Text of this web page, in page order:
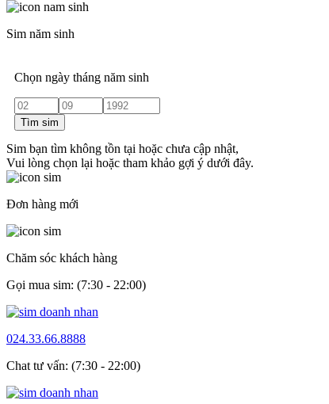
Sim năm sinh
Chọn ngày tháng năm sinh
Tìm sim
Sim bạn tìm không tồn tại hoặc chưa cập nhật,
Vui lòng chọn lại hoặc tham khảo gợi ý dưới đây.
Đơn hàng mới
Chăm sóc khách hàng
Gọi mua sim: (7:30 - 22:00)
024.33.66.8888
Chat tư vấn: (7:30 - 22:00)